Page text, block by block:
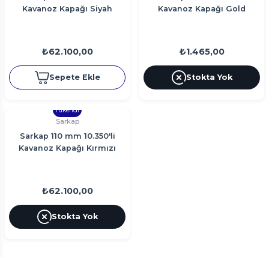
Kavanoz Kapağı Siyah
₺62.100,00
Sepete Ekle
Kavanoz Kapağı Gold
₺1.465,00
Stokta Yok
Tükendi
Sarkap
Sarkap 110 mm 10.350'li
Kavanoz Kapağı Kırmızı
₺62.100,00
Stokta Yok